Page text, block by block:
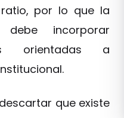
por lo que la
debe incorporar
orientadas a
que existe